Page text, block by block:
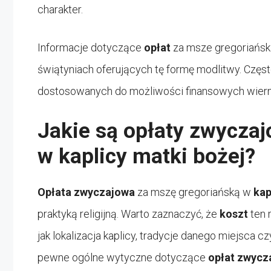
charakter.
Informacje dotyczące opłat za msze
świątyniach oferujących tę formę modlitwy.
dostosowanych do możliwości finansowych
Jakie są opłaty
w kaplicy matki bożej?
Opłata zwyczajowa za mszę gregoriańską w
praktyką religijną. Warto zaznaczyć, że kosztten
jak lokalizacja kaplicy, tradycje danego miejsca
pewne ogólne wytyczne dotyczące opłat